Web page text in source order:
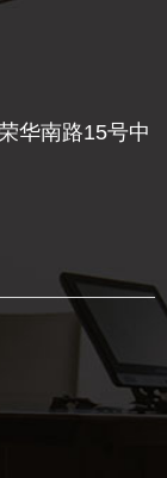
华南路15号中